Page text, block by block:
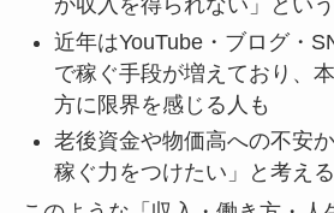
か収入を得られない」とい
近年はYouTube・ブログ・
で稼ぐ手段が増えており、
方に限界を感じる人も
老後資金や物価高への不安
稼ぐ力をつけたい」と考え